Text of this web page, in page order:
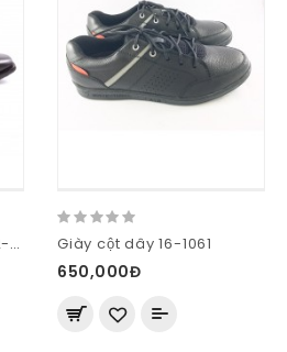
Giày tây cột dây đen 52-M58-D Giày cột dây 16-1061
650,000Đ